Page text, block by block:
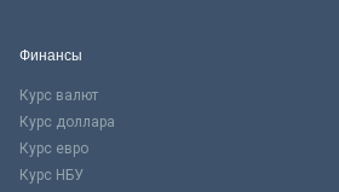
Финансы
Курс валют
Курс доллара
Курс евро
Курс НБУ